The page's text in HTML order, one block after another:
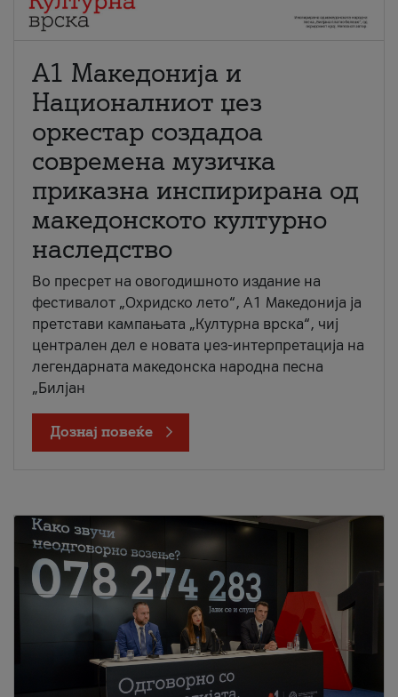
А1 Македонија и
Националниот џез
оркестар создадоа
современа музичка
приказна инспирирана од
македонското културно
наследство
Во пресрет на овогодишното издание на
фестивалот „Охридско лето“, А1 Македонија ја
претстави кампањата „Културна врска“, чиј
централен дел е новата џез-интерпретација на
легендарната македонска народна песна
„Билјан
Дознај повеќе